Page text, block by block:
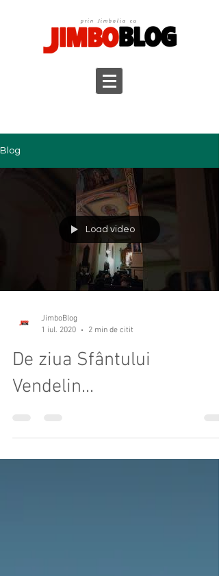
prin Jimbolia cu
Blog
Load video
JimboBlog
1 iul. 2020
2 min de citit
De ziua Sfântului
Vendelin...